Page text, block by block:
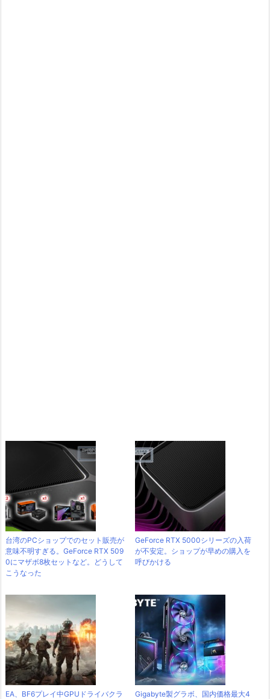
台湾のPCショップでのセット販売が
意味不明すぎる。GeForce RTX 509
0にマザボ8枚セットなど。どうして
こうなった
GeForce RTX 5000シリーズの入荷
が不安定。ショップが早めの購入を
呼びかける
EA、BF6プレイ中GPUドライバクラ
Gigabyte製グラボ、国内価格最大4